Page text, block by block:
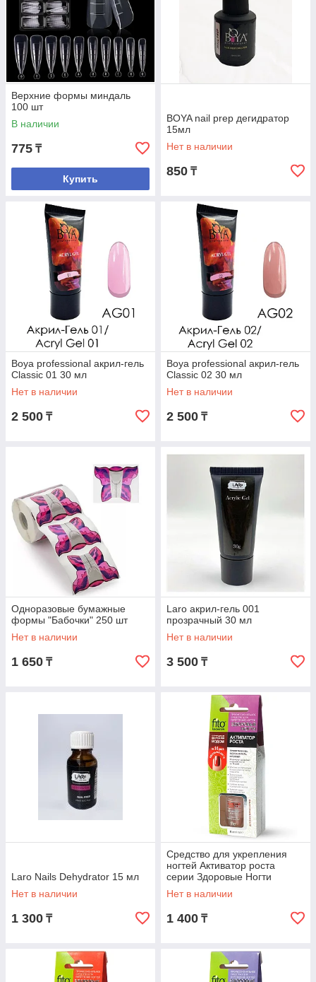
Верхние формы миндаль
100 шт
В наличии
775 ₸
Купить
BOYA nail prep дегидратор
15мл
Нет в наличии
850 ₸
Boya professional акрил-гель
Classic 01 30 мл
Нет в наличии
2 500 ₸
Boya professional акрил-гель
Classic 02 30 мл
Нет в наличии
2 500 ₸
Одноразовые бумажные
формы "Бабочки" 250 шт
Нет в наличии
1 650 ₸
Laro акрил-гель 001
прозрачный 30 мл
Нет в наличии
3 500 ₸
Laro Nails Dehydrator 15 мл
Нет в наличии
1 300 ₸
Средство для укрепления
ногтей Активатор роста
серии Здоровые Ногти
Нет в наличии
1 400 ₸